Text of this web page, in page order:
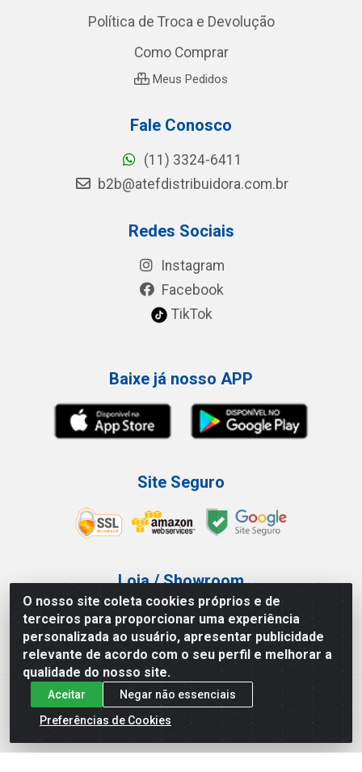
O nosso site coleta cookies próprios e de
terceiros para proporcionar uma experiência
personalizada ao usuário, apresentar publicidade
relevante de acordo com o seu perfil e melhorar a
qualidade do nosso site.
Aceitar
Negar não essenciais
Preferências de Cookies
Política de Troca e Devolução
Como Comprar
Meus Pedidos
Fale Conosco
(11) 3324-6411
b2b@atefdistribuidora.com.br
Redes Sociais
Instagram
Facebook
TikTok
Baixe já nosso APP
Site Seguro
Loja / Showroom
Tel.: (11) 3227-0546
Av Vautier, 587/597 - Pari - São Paulo/SP
Atef Distribuidora LTDA - Av. Vautier, 585/597 - Pari - São
Paulo/SP - CEP 03.032-000 - CNPJ 27.717.135/0001-29